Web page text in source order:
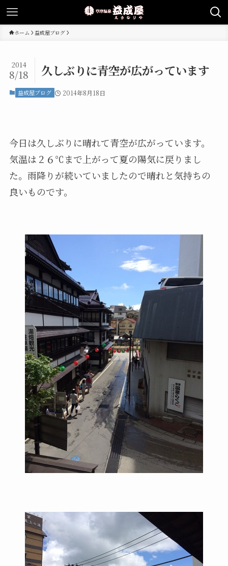
ホーム 益成屋ブログ
久しぶりに青空が広がっています
2014
8/18
益成屋ブログ 2014年8月18日
今日は久しぶりに晴れて青空が広がっています。
気温は２６℃まで上がって夏の陽気に戻りまし
た。雨降りが続いていましたので晴れと気持ちの
良いものです。